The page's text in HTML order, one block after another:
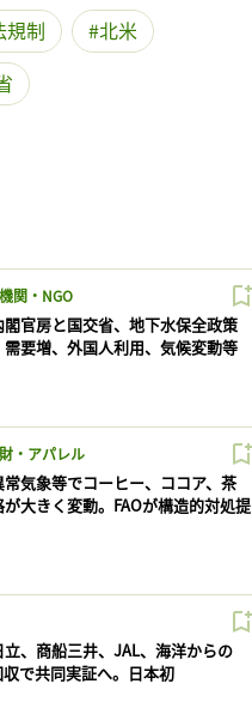
規制
北米
関・NGO
閣官房と国交省、地下水保全政策
需要増、外国人利用、気候変動等
・アパレル
常気象等でコーヒー、ココア、茶
大きく変動。FAOが構造的対処提
立、商船三井、JAL、海洋からの
で共同実証へ。日本初